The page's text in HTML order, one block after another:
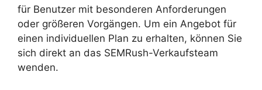
für Benutzer mit besonderen Anforderungen
oder größeren Vorgängen. Um ein Angebot für
einen individuellen Plan zu erhalten, können Sie
sich direkt an das SEMRush-Verkaufsteam
wenden.